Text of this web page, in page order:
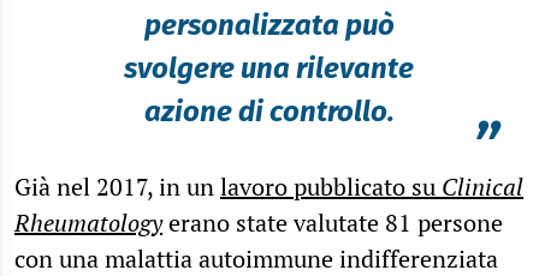
personalizzata può
svolgere una rilevante
azione di controllo.
”
Già nel 2017, in unlavoro pubblicato su Clinical
Rheumatologyerano state valutate 81 persone
con una malattia autoimmune indifferenziata